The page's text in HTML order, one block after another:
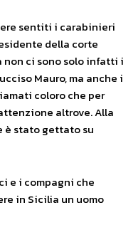
sentiti i carabinieri
della corte
non ci sono solo infatti i
Mauro, ma anche i
coloro che per
altrove. Alla
è stato gettato su
e i compagni che
in Sicilia un uomo